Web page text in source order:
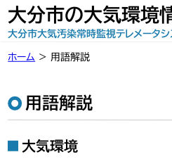
大分市の大気環境
大分市大気汚染常時監視テレメータシ
ホーム > 用語解説
用語解説
大気環境